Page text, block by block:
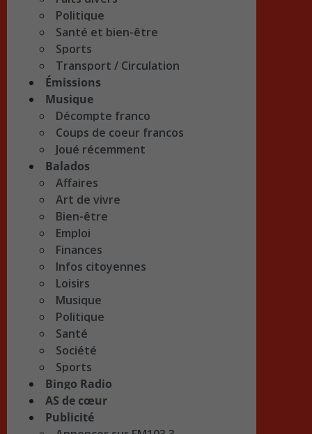
Politique
Santé et bien-être
Sports
Transport / Circulation
Émissions
Musique
Décompte franco
Coups de coeur francos
Joué récemment
Balados
Affaires
Art de vivre
Bien-être
Emploi
Finances
Infos citoyennes
Loisirs
Musique
Politique
Santé
Société
Sports
Bingo Radio
AS de cœur
Publicité